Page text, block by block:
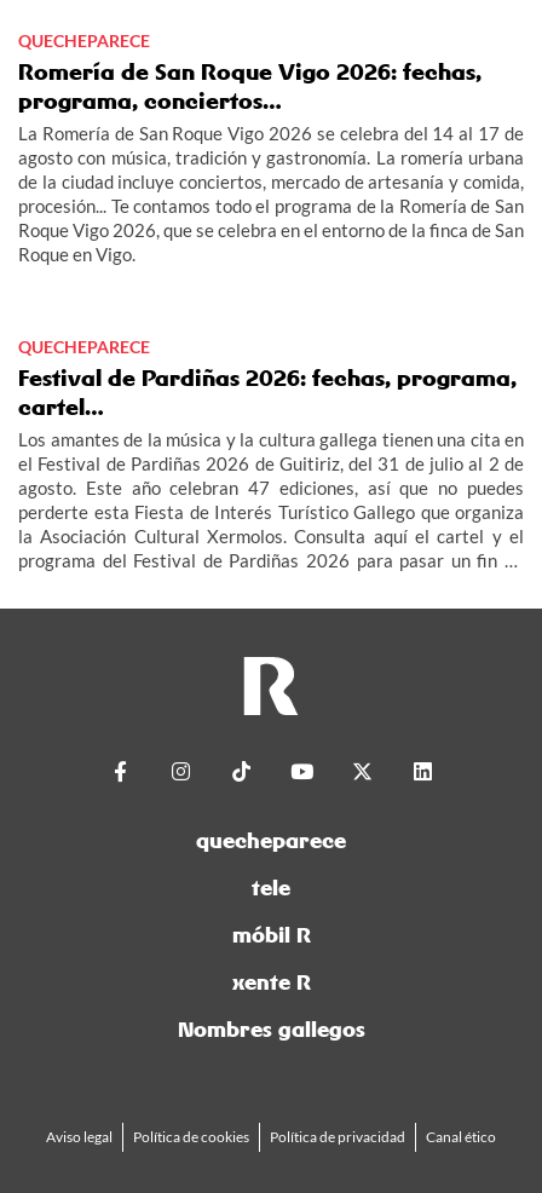
QUECHEPARECE
Romería de San Roque Vigo 2026: fechas,
programa, conciertos…
La Romería de San Roque Vigo 2026 se celebra del 14 al 17 de
agosto con música, tradición y gastronomía. La romería urbana
de la ciudad incluye conciertos, mercado de artesanía y comida,
procesión... Te contamos todo el programa de la Romería de San
Roque Vigo 2026, que se celebra en el entorno de la finca de San
Roque en Vigo.
QUECHEPARECE
Festival de Pardiñas 2026: fechas, programa,
cartel…
Los amantes de la música y la cultura gallega tienen una cita en
el Festival de Pardiñas 2026 de Guitiriz, del 31 de julio al 2 de
agosto. Este año celebran 47 ediciones, así que no puedes
perderte esta Fiesta de Interés Turístico Gallego que organiza
la Asociación Cultural Xermolos. Consulta aquí el cartel y el
programa del Festival de Pardiñas 2026 para pasar un fin de
quecheparece
tele
móbil R
xente R
Nombres gallegos
Aviso legal Política de cookies Política de privacidad Canal ético